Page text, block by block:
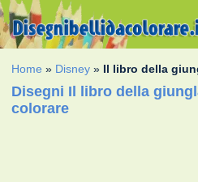
Home » Disney » Il libro della
Disegni Il libro della
colorare